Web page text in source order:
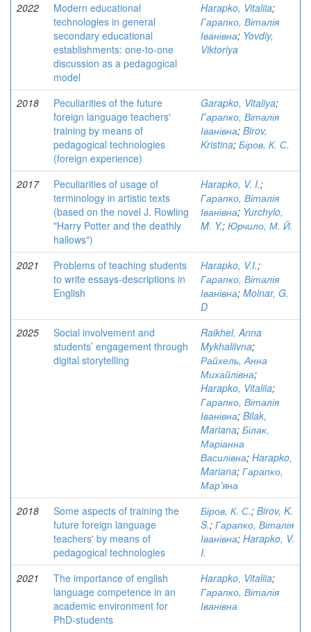
2022
Modern educational
technologies in general
secondary educational
establishments: one-to-one
discussion as a pedagogical
model
Harapko, Vitaliia;
Гарапко, Віталія
Іванівна; Yovdiy,
Viktoriya
2018
Peculiarities of the future
foreign language teachers'
training by means of
pedagogical technologies
(foreign experience)
Garapko, Vitaliya;
Гарапко, Віталія
Іванівна; Birov,
Kristina; Біров, К. С.
2017
Peculiarities of usage of
terminology in artistic texts
(based on the novel J. Rowling
"Harry Potter and the deathly
hallows")
Harapko, V. I.;
Гарапко, Віталія
Іванівна; Yurchylo,
M. Y.; Юрчило, М. Й.
2021
Problems of teaching students
to write essays-descriptions in
English
Harapko, V.I.;
Гарапко, Віталія
Іванівна; Molnar, G.
D
2025
Social involvement and
students’ engagement through
digital storytelling
Raikhel, Anna
Mykhaliivna;
Райхель, Анна
Михайлівна;
Harapko, Vitaliia;
Гарапко, Віталія
Іванівна; Bilak,
Mariana; Білак,
Маріанна
Василівна; Harapko,
Mariana; Гарапко,
Мар’яна
2018
Some aspects of training the
future foreign language
teachers' by means of
pedagogical technologies
Біров, К. С.; Birov, K.
S.; Гарапко, Віталія
Іванівна; Harapko, V.
I.
2021
The importance of english
language competence in an
academic environment for
PhD-students
Harapko, Vitaliia;
Гарапко, Віталія
Іванівна